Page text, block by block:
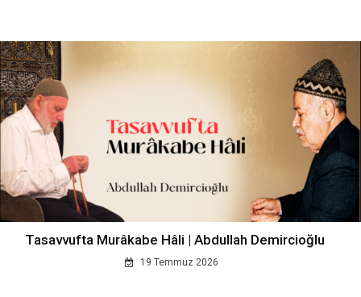
Tasavvufta Murâkabe Hâli | Abdullah Demircioğlu
19 Temmuz 2026